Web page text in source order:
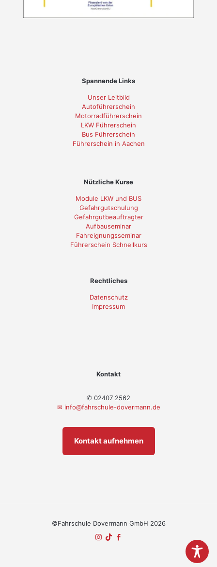
Spannende Links
Unser Leitbild
Autoführerschein
Motorradführerschein
LKW Führerschein
Bus Führerschein
Führerschein in Aachen
Nützliche Kurse
Module LKW und BUS
Gefahrgutschulung
Gefahrgutbeauftragter
Aufbauseminar
Fahreignungsseminar
Führerschein Schnellkurs
Rechtliches
Datenschutz
Impressum
Kontakt
✆ 02407 2562
✉ info@fahrschule-dovermann.de
Kontakt aufnehmen
©Fahrschule Dovermann GmbH 2026